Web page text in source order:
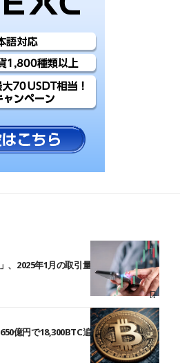
、2025年1月の取引量シェアが33倍に
億円で18,300BTC追加購入